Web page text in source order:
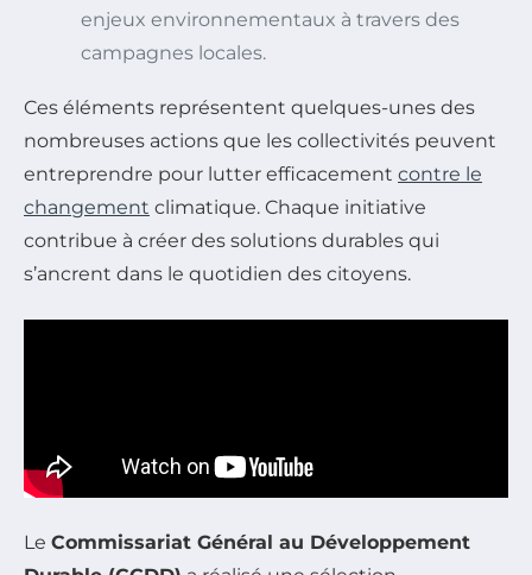
enjeux environnementaux à travers des
campagnes locales.
Ces éléments représentent quelques-unes des
nombreuses actions que les collectivités peuvent
entreprendre pour lutter efficacement contre le
changement climatique. Chaque initiative
contribue à créer des solutions durables qui
s’ancrent dans le quotidien des citoyens.
Le Commissariat Général au Développement